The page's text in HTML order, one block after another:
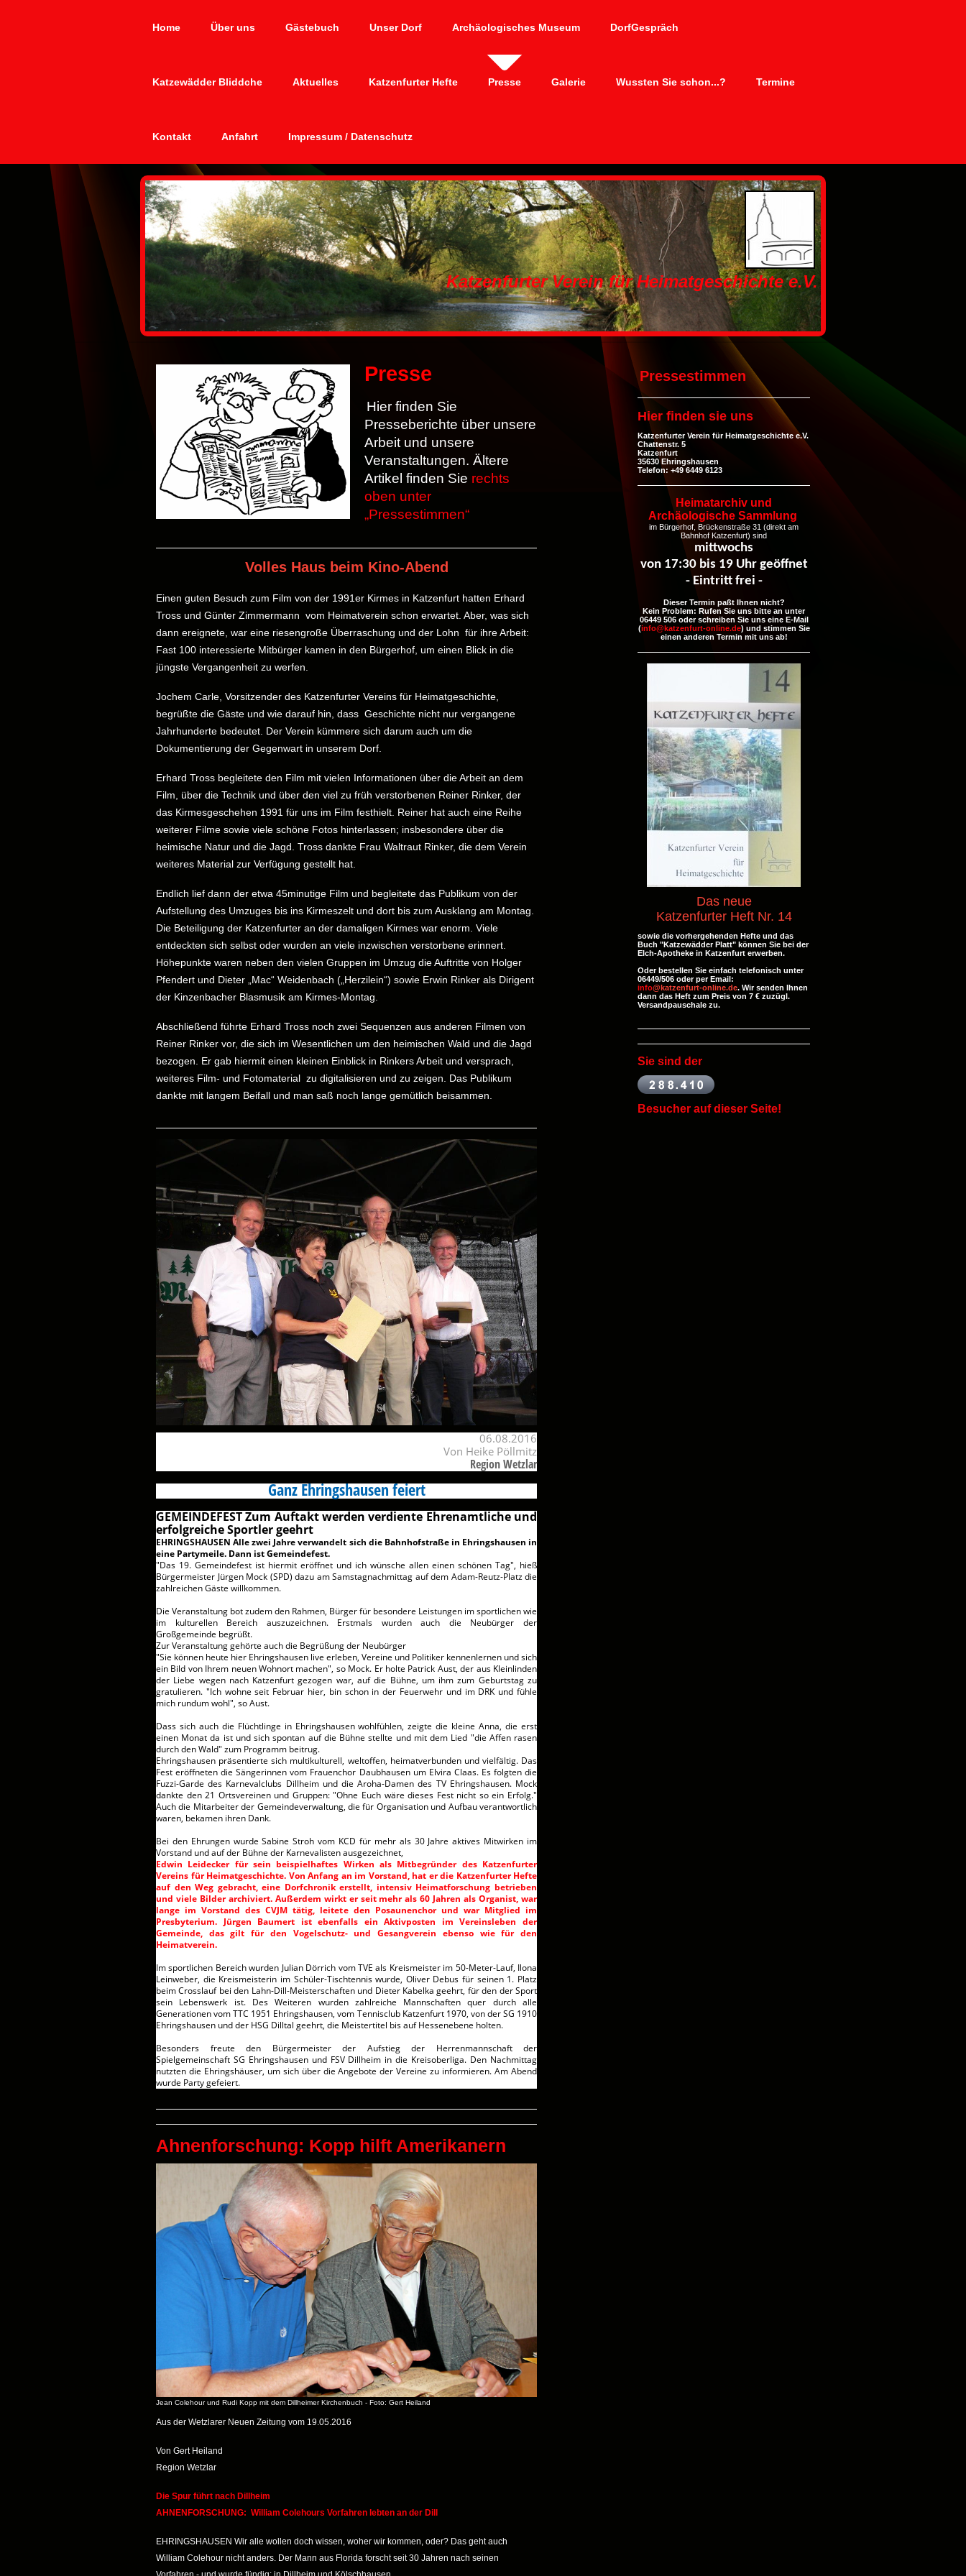
Home Über uns Gästebuch Unser Dorf Archäologisches Museum DorfGespräch
Katzewädder Bliddche Aktuelles Katzenfurter Hefte Presse Galerie Wussten Sie schon...? Termine
Kontakt Anfahrt Impressum / Datenschutz
Katzenfurter Verein für Heimatgeschichte e.V.
Pressestimmen
Hier finden sie uns
Katzenfurter Verein für Heimatgeschichte e.V.
Chattenstr. 5
Katzenfurt
35630 Ehringshausen
Telefon: +49 6449 6123
Heimatarchiv und
Archäologische Sammlung
im Bürgerhof, Brückenstraße 31 (direkt am
Bahnhof Katzenfurt) sind
mittwochs
von 17:30 bis 19 Uhr geöffnet
- Eintritt frei -
Dieser Termin paßt Ihnen nicht?
Kein Problem: Rufen Sie uns bitte an unter
06449 506 oder schreiben Sie uns eine E-Mail
(info@katzenfurt-online.de) und stimmen Sie
einen anderen Termin mit uns ab!
Das neue
Katzenfurter Heft Nr. 14
sowie die vorhergehenden Hefte und das
Buch "Katzewädder Platt" können Sie bei der
Elch-Apotheke in Katzenfurt erwerben.
Oder bestellen Sie einfach telefonisch unter
06449/506 oder per Email:
info@katzenfurt-online.de. Wir senden Ihnen
dann das Heft zum Preis von 7 € zuzügl.
Versandpauschale zu.
Sie sind der
Besucher auf dieser Seite!
Presse
Hier finden Sie
Presseberichte über unsere
Arbeit und unsere
Veranstaltungen. Ältere
Artikel finden Sie rechts
oben unter
„Pressestimmen“
Volles Haus beim Kino-Abend
Einen guten Besuch zum Film von der 1991er Kirmes in Katzenfurt hatten Erhard
Tross und Günter Zimmermann vom Heimatverein schon erwartet. Aber, was sich
dann ereignete, war eine riesengroße Überraschung und der Lohn für ihre Arbeit:
Fast 100 interessierte Mitbürger kamen in den Bürgerhof, um einen Blick in die
jüngste Vergangenheit zu werfen.
Jochem Carle, Vorsitzender des Katzenfurter Vereins für Heimatgeschichte,
begrüßte die Gäste und wie darauf hin, dass Geschichte nicht nur vergangene
Jahrhunderte bedeutet. Der Verein kümmere sich darum auch um die
Dokumentierung der Gegenwart in unserem Dorf.
Erhard Tross begleitete den Film mit vielen Informationen über die Arbeit an dem
Film, über die Technik und über den viel zu früh verstorbenen Reiner Rinker, der
das Kirmesgeschehen 1991 für uns im Film festhielt. Reiner hat auch eine Reihe
weiterer Filme sowie viele schöne Fotos hinterlassen; insbesondere über die
heimische Natur und die Jagd. Tross dankte Frau Waltraut Rinker, die dem Verein
weiteres Material zur Verfügung gestellt hat.
Endlich lief dann der etwa 45minutige Film und begleitete das Publikum von der
Aufstellung des Umzuges bis ins Kirmeszelt und dort bis zum Ausklang am Montag.
Die Beteiligung der Katzenfurter an der damaligen Kirmes war enorm. Viele
entdeckten sich selbst oder wurden an viele inzwischen verstorbene erinnert.
Höhepunkte waren neben den vielen Gruppen im Umzug die Auftritte von Holger
Pfendert und Dieter „Mac“ Weidenbach („Herzilein“) sowie Erwin Rinker als Dirigent
der Kinzenbacher Blasmusik am Kirmes-Montag.
Abschließend führte Erhard Tross noch zwei Sequenzen aus anderen Filmen von
Reiner Rinker vor, die sich im Wesentlichen um den heimischen Wald und die Jagd
bezogen. Er gab hiermit einen kleinen Einblick in Rinkers Arbeit und versprach,
weiteres Film- und Fotomaterial zu digitalisieren und zu zeigen. Das Publikum
dankte mit langem Beifall und man saß noch lange gemütlich beisammen.
06.08.2016
Von Heike Pöllmitz
Region Wetzlar
Ganz Ehringshausen feiert
GEMEINDEFEST Zum Auftakt werden verdiente Ehrenamtliche und
erfolgreiche Sportler geehrt
EHRINGSHAUSEN Alle zwei Jahre verwandelt sich die Bahnhofstraße in Ehringshausen in
eine Partymeile. Dann ist Gemeindefest.
"Das 19. Gemeindefest ist hiermit eröffnet und ich wünsche allen einen schönen Tag", hieß
Bürgermeister Jürgen Mock (SPD) dazu am Samstagnachmittag auf dem Adam-Reutz-Platz die
zahlreichen Gäste willkommen.
Die Veranstaltung bot zudem den Rahmen, Bürger für besondere Leistungen im sportlichen wie
im kulturellen Bereich auszuzeichnen. Erstmals wurden auch die Neubürger der
Großgemeinde begrüßt.
Zur Veranstaltung gehörte auch die Begrüßung der Neubürger
"Sie können heute hier Ehringshausen live erleben, Vereine und Politiker kennenlernen und sich
ein Bild von Ihrem neuen Wohnort machen", so Mock. Er holte Patrick Aust, der aus Kleinlinden
der Liebe wegen nach Katzenfurt gezogen war, auf die Bühne, um ihm zum Geburtstag zu
gratulieren. "Ich wohne seit Februar hier, bin schon in der Feuerwehr und im DRK und fühle
mich rundum wohl", so Aust.
Dass sich auch die Flüchtlinge in Ehringshausen wohlfühlen, zeigte die kleine Anna, die erst
einen Monat da ist und sich spontan auf die Bühne stellte und mit dem Lied "die Affen rasen
durch den Wald" zum Programm beitrug.
Ehringshausen präsentierte sich multikulturell, weltoffen, heimatverbunden und vielfältig. Das
Fest eröffneten die Sängerinnen vom Frauenchor Daubhausen um Elvira Claas. Es folgten die
Fuzzi-Garde des Karnevalclubs Dillheim und die Aroha-Damen des TV Ehringshausen. Mock
dankte den 21 Ortsvereinen und Gruppen: "Ohne Euch wäre dieses Fest nicht so ein Erfolg."
Auch die Mitarbeiter der Gemeindeverwaltung, die für Organisation und Aufbau verantwortlich
waren, bekamen ihren Dank.
Bei den Ehrungen wurde Sabine Stroh vom KCD für mehr als 30 Jahre aktives Mitwirken im
Vorstand und auf der Bühne der Karnevalisten ausgezeichnet,
Edwin Leidecker für sein beispielhaftes Wirken als Mitbegründer des Katzenfurter
Vereins für Heimatgeschichte. Von Anfang an im Vorstand, hat er die Katzenfurter Hefte
auf den Weg gebracht, eine Dorfchronik erstellt, intensiv Heimatforschung betrieben
und viele Bilder archiviert. Außerdem wirkt er seit mehr als 60 Jahren als Organist, war
lange im Vorstand des CVJM tätig, leitete den Posaunenchor und war Mitglied im
Presbyterium. Jürgen Baumert ist ebenfalls ein Aktivposten im Vereinsleben der
Gemeinde, das gilt für den Vogelschutz- und Gesangverein ebenso wie für den
Heimatverein.
Im sportlichen Bereich wurden Julian Dörrich vom TVE als Kreismeister im 50-Meter-Lauf, Ilona
Leinweber, die Kreismeisterin im Schüler-Tischtennis wurde, Oliver Debus für seinen 1. Platz
beim Crosslauf bei den Lahn-Dill-Meisterschaften und Dieter Kabelka geehrt, für den der Sport
sein Lebenswerk ist. Des Weiteren wurden zahlreiche Mannschaften quer durch alle
Generationen vom TTC 1951 Ehringshausen, vom Tennisclub Katzenfurt 1970, von der SG 1910
Ehringshausen und der HSG Dilltal geehrt, die Meistertitel bis auf Hessenebene holten.
Besonders freute den Bürgermeister der Aufstieg der Herrenmannschaft der
Spielgemeinschaft SG Ehringshausen und FSV Dillheim in die Kreisoberliga. Den Nachmittag
nutzten die Ehringshäuser, um sich über die Angebote der Vereine zu informieren. Am Abend
wurde Party gefeiert.
Ahnenforschung: Kopp hilft Amerikanern
Jean Colehour und Rudi Kopp mit dem Dillheimer Kirchenbuch - Foto: Gert Heiland
Aus der Wetzlarer Neuen Zeitung vom 19.05.2016
Von Gert Heiland
Region Wetzlar
Die Spur führt nach Dillheim
AHNENFORSCHUNG: William Colehours Vorfahren lebten an der Dill
EHRINGSHAUSEN Wir alle wollen doch wissen, woher wir kommen, oder? Das geht auch
William Colehour nicht anders. Der Mann aus Florida forscht seit 30 Jahren nach seinen